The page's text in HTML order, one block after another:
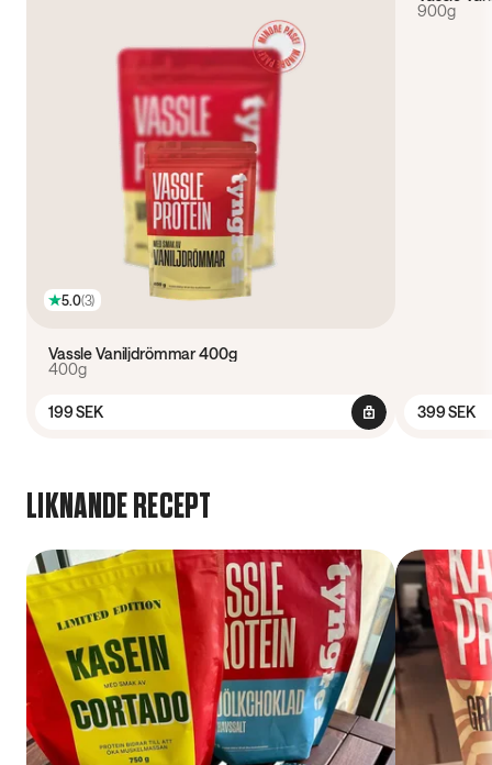
5.0(3)
Vassle Vaniljdrömmar 400g
400g
199 SEK
900g
399 SEK
LIKNANDE RECEPT